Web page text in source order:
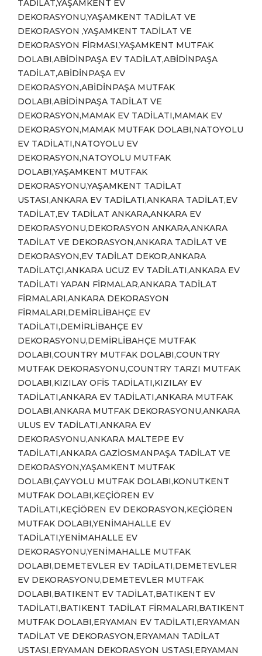
TADİLAT,YAŞAMKENT EV
DEKORASYONU,YAŞAMKENT TADİLAT VE
DEKORASYON ,YAŞAMKENT TADİLAT VE
DEKORASYON FİRMASI,YAŞAMKENT MUTFAK
DOLABI,ABİDİNPAŞA EV TADİLAT,ABİDİNPAŞA
TADİLAT,ABİDİNPAŞA EV
DEKORASYON,ABİDİNPAŞA MUTFAK
DOLABI,ABİDİNPAŞA TADİLAT VE
DEKORASYON,MAMAK EV TADİLATI,MAMAK EV
DEKORASYON,MAMAK MUTFAK DOLABI,NATOYOLU
EV TADİLATI,NATOYOLU EV
DEKORASYON,NATOYOLU MUTFAK
DOLABI,YAŞAMKENT MUTFAK
DEKORASYONU,YAŞAMKENT TADİLAT
USTASI,ANKARA EV TADİLATI,ANKARA TADİLAT,EV
TADİLAT,EV TADİLAT ANKARA,ANKARA EV
DEKORASYONU,DEKORASYON ANKARA,ANKARA
TADİLAT VE DEKORASYON,ANKARA TADİLAT VE
DEKORASYON,EV TADİLAT DEKOR,ANKARA
TADİLATÇI,ANKARA UCUZ EV TADİLATI,ANKARA EV
TADİLATI YAPAN FİRMALAR,ANKARA TADİLAT
FİRMALARI,ANKARA DEKORASYON
FİRMALARI,DEMİRLİBAHÇE EV
TADİLATI,DEMİRLİBAHÇE EV
DEKORASYONU,DEMİRLİBAHÇE MUTFAK
DOLABI,COUNTRY MUTFAK DOLABI,COUNTRY
MUTFAK DEKORASYONU,COUNTRY TARZI MUTFAK
DOLABI,KIZILAY OFİS TADİLATI,KIZILAY EV
TADİLATI,ANKARA EV TADİLATI,ANKARA MUTFAK
DOLABI,ANKARA MUTFAK DEKORASYONU,ANKARA
ULUS EV TADİLATI,ANKARA EV
DEKORASYONU,ANKARA MALTEPE EV
TADİLATI,ANKARA GAZİOSMANPAŞA TADİLAT VE
DEKORASYON,YAŞAMKENT MUTFAK
DOLABI,ÇAYYOLU MUTFAK DOLABI,KONUTKENT
MUTFAK DOLABI,KEÇİÖREN EV
TADİLATI,KEÇİÖREN EV DEKORASYON,KEÇİÖREN
MUTFAK DOLABI,YENİMAHALLE EV
TADİLATI,YENİMAHALLE EV
DEKORASYONU,YENİMAHALLE MUTFAK
DOLABI,DEMETEVLER EV TADİLATI,DEMETEVLER
EV DEKORASYONU,DEMETEVLER MUTFAK
DOLABI,BATIKENT EV TADİLAT,BATIKENT EV
TADİLATI,BATIKENT TADİLAT FİRMALARI,BATIKENT
MUTFAK DOLABI,ERYAMAN EV TADİLATI,ERYAMAN
TADİLAT VE DEKORASYON,ERYAMAN TADİLAT
USTASI,ERYAMAN DEKORASYON USTASI,ERYAMAN